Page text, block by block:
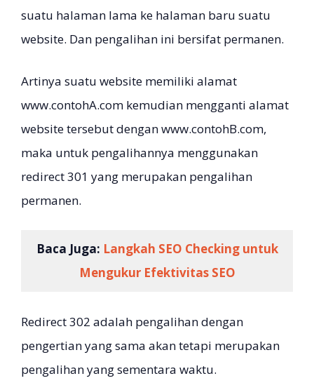
suatu halaman lama ke halaman baru suatu
website. Dan pengalihan ini bersifat permanen.
Artinya suatu website memiliki alamat
www.contohA.com kemudian mengganti alamat
website tersebut dengan www.contohB.com,
maka untuk pengalihannya menggunakan
redirect 301 yang merupakan pengalihan
permanen.
Baca Juga: Langkah SEO Checking untuk
Mengukur Efektivitas SEO
Redirect 302 adalah pengalihan dengan
pengertian yang sama akan tetapi merupakan
pengalihan yang sementara waktu.